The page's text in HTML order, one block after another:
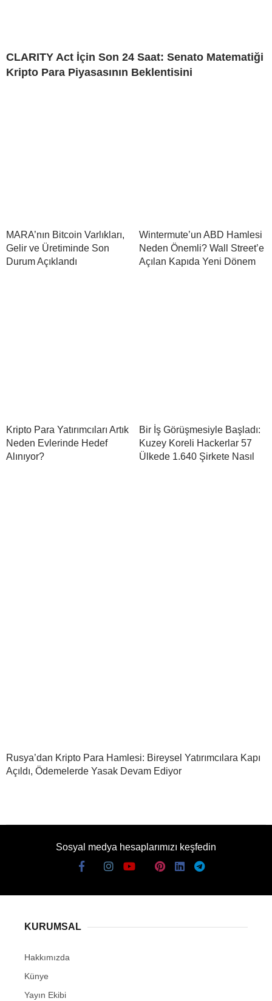
CLARITY Act İçin Son 24 Saat: Senato Matematiği
Kripto Para Piyasasının Beklentisini
MARA’nın Bitcoin Varlıkları,
Gelir ve Üretiminde Son
Durum Açıklandı
Wintermute’un ABD Hamlesi
Neden Önemli? Wall Street’e
Açılan Kapıda Yeni Dönem
Kripto Para Yatırımcıları Artık
Neden Evlerinde Hedef
Alınıyor?
Bir İş Görüşmesiyle Başladı:
Kuzey Koreli Hackerlar 57
Ülkede 1.640 Şirkete Nasıl
Rusya’dan Kripto Para Hamlesi: Bireysel Yatırımcılara Kapı
Açıldı, Ödemelerde Yasak Devam Ediyor
Sosyal medya hesaplarımızı keşfedin
KURUMSAL
Hakkımızda
Künye
Yayın Ekibi